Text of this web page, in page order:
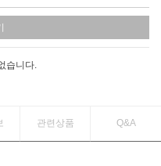
습니다.
관련상품 Q&A